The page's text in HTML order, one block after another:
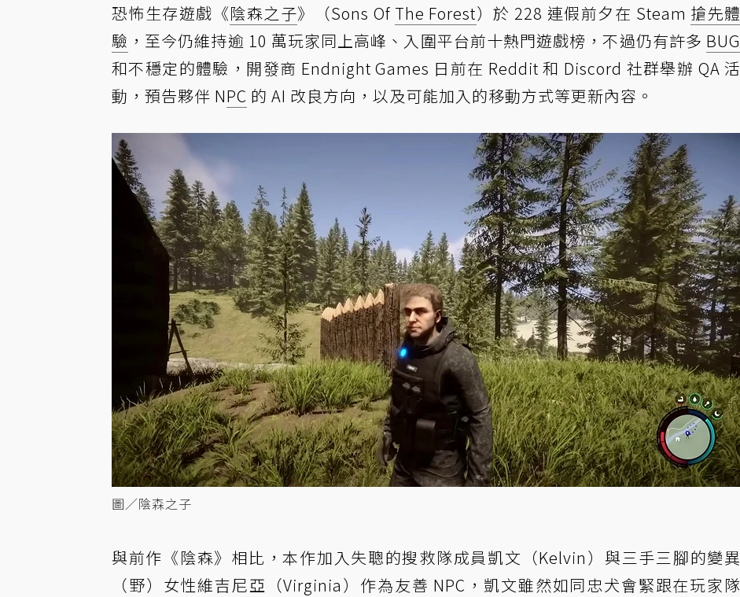
恐怖生存遊戲《陰森之子》（Sons Of The Forest）於 228 連假前夕在 Steam 搶先體
驗 ，至今仍維持逾 10 萬玩家同上高峰、入圍平台前十熱門遊戲榜，不過仍有許多 BUG
和不穩定的體驗，開發商 Endnight Games 日前在 Reddit 和 Discord 社群舉辦 QA 活
動，預告夥伴 NPC 的 AI 改良方向，以及可能加入的移動方式等更新內容。
圖／陰森之子
與前作《陰森》相比，本作加入失聰的搜救隊成員凱文（Kelvin）與三手三腳的變異
（野）女性維吉尼亞（Virginia）作為友善 NPC，凱文雖然如同忠犬會緊跟在玩家隊